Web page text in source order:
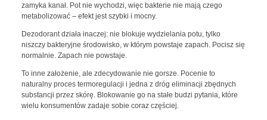
zamyka kanał. Pot nie wychodzi, więc bakterie nie mają czego
metabolizować – efekt jest szybki i mocny.
Dezodorant działa inaczej: nie blokuje wydzielania potu, tylko
niszczy bakteryjne środowisko, w którym powstaje zapach. Pocisz się
normalnie. Zapach nie powstaje.
To inne założenie, ale zdecydowanie nie gorsze. Pocenie to
naturalny proces termoregulacji i jedna z dróg eliminacji zbędnych
substancji przez skórę. Blokowanie go na stałe budzi pytania, które
wielu konsumentów zadaje sobie coraz częściej.